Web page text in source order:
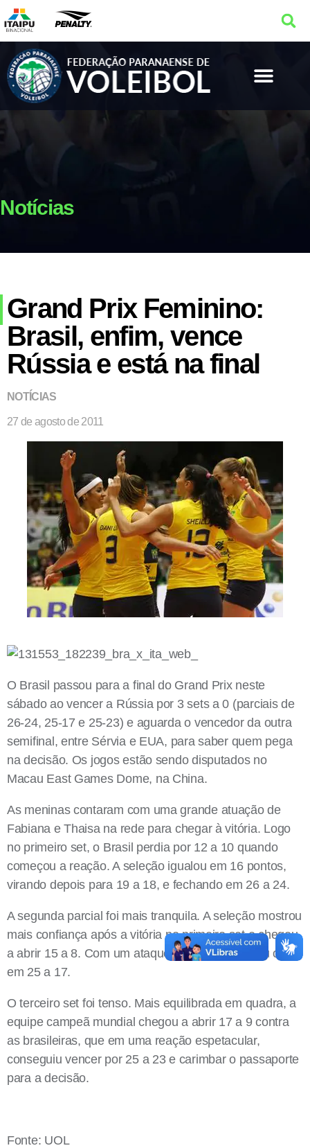
Notícias
Grand Prix Feminino:
Brasil, enfim, vence
Rússia e está na final
NOTÍCIAS
27 de agosto de 2011
O Brasil passou para a final do Grand Prix neste
sábado ao vencer a Rússia por 3 sets a 0 (parciais de
26-24, 25-17 e 25-23) e aguarda o vencedor da outra
semifinal, entre Sérvia e EUA, para saber quem pega
na decisão. Os jogos estão sendo disputados no
Macau East Games Dome, na China.
As meninas contaram com uma grande atuação de
Fabiana e Thaisa na rede para chegar à vitória. Logo
no primeiro set, o Brasil perdia por 12 a 10 quando
começou a reação. A seleção igualou em 16 pontos,
virando depois para 19 a 18, e fechando em 26 a 24.
A segunda parcial foi mais tranquila. A seleção mostrou
mais confiança após a vitória no primeiro set e chegou
a abrir 15 a 8. Com um ataque de Thaisa, fechou o set
em 25 a 17.
O terceiro set foi tenso. Mais equilibrada em quadra, a
equipe campeã mundial chegou a abrir 17 a 9 contra
as brasileiras, que em uma reação espetacular,
conseguiu vencer por 25 a 23 e carimbar o passaporte
para a decisão.
Fonte: UOL